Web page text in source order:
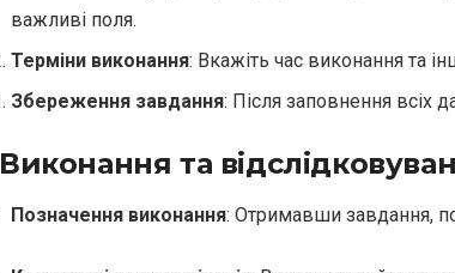
важливі поля.
Терміни виконання: Вкажіть час виконання та
Збереження завдання: Після заповнення всіх
Виконання та
Позначення виконання: Отримавши завдання,